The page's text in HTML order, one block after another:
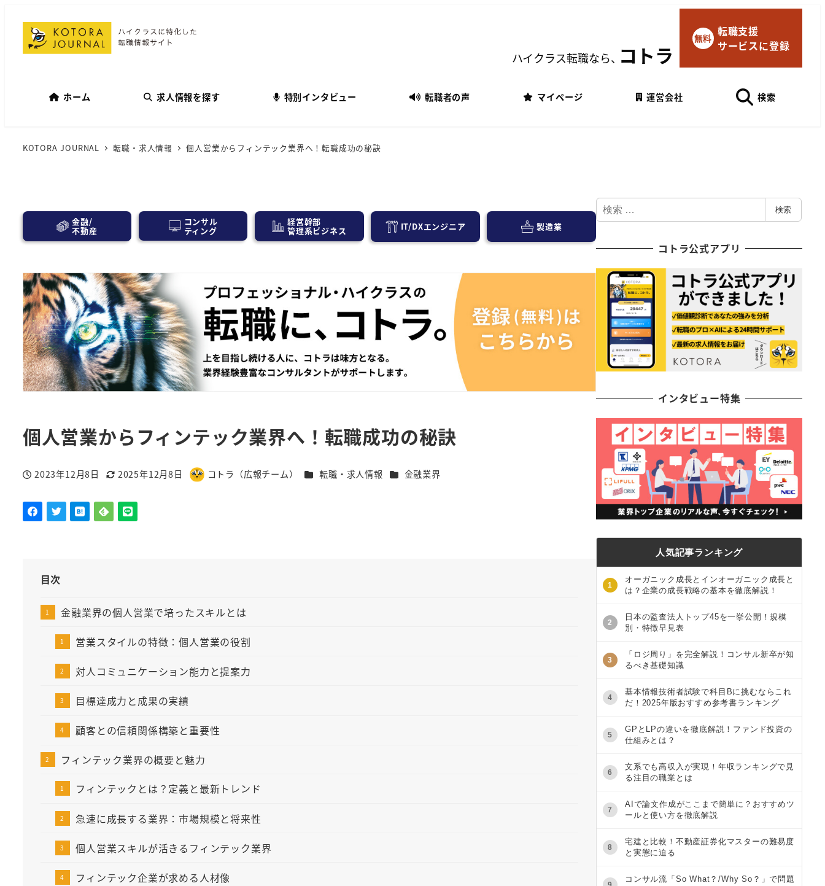
マイページにログイン
ハイクラス転職なら、コトラ
無料 転職支援
サービスに登録
ホーム 求人情報を探す 特別インタビュー 転職者の声 マイページ 運営会社 検索
KOTORA JOURNAL 転職・求人情報 個人営業からフィンテック業界へ！転職成功の秘訣
金融/
不動産
コンサル
ティング
経営幹部
管理系ビジネス IT/DXエンジニア 製造業
個人営業からフィンテック業界へ！転職成功の秘訣
投稿日
2023年12月8日
更新日
2025年12月8日
著
コトラ（広報チーム） カテゴリー
転職・求人情報 カテゴリー
金融業界
目次
金融業界の個人営業で培ったスキルとは
営業スタイルの特徴：個人営業の役割
対人コミュニケーション能力と提案力
目標達成力と成果の実績
顧客との信頼関係構築と重要性
フィンテック業界の概要と魅力
フィンテックとは？定義と最新トレンド
急速に成長する業界：市場規模と将来性
個人営業スキルが活きるフィンテック業界
フィンテック企業が求める人材像
検
索
検索
コトラ公式アプリ
インタビュー特集
人気記事ランキング
1
オーガニック成長とインオーガニック成長と
は？企業の成長戦略の基本を徹底解説！
2
日本の監査法人トップ45を一挙公開！規模
別・特徴早見表
3
「ロジ周り」を完全解説！コンサル新卒が知
るべき基礎知識
4
基本情報技術者試験で科目Bに挑むならこれ
だ！2025年版おすすめ参考書ランキング
5
GPとLPの違いを徹底解説！ファンド投資の
仕組みとは？
6
文系でも高収入が実現！年収ランキングで見
る注目の職業とは
7
AIで論文作成がここまで簡単に？おすすめツ
ールと使い方を徹底解説
8
宅建と比較！不動産証券化マスターの難易度
と実態に迫る
コンサル流「So What？/Why So？」で問題